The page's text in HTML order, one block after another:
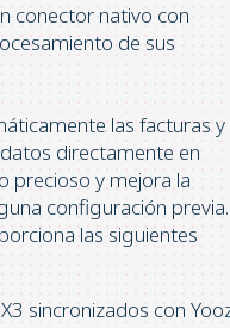
conector nativo con
de sus
las facturas y
directamente en
precioso y mejora la
configuración previa.
las siguientes
sincronizados con